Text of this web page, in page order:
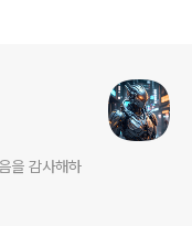
을 감사해하